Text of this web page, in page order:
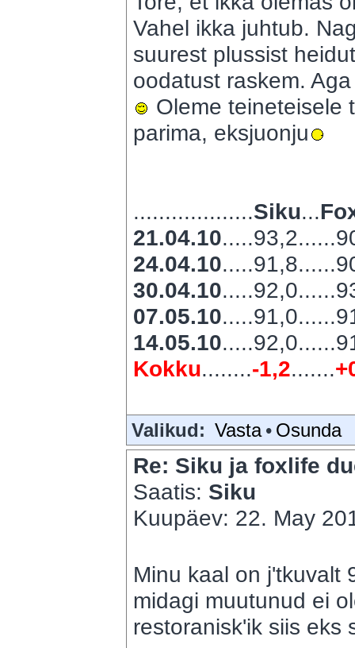
Vahel ikka juhtub.
suurest plussist
oodatust raskem.
Oleme teineteisele
parima, eksjuonju
...................Siku...
21.04.10
24.04.10
30.04.10
07.05.10
14.05.10
Kokku........-1,2.......
Valikud: Vasta • Osunda
Re: Siku ja foxlife
Saatis: Siku
Kuupäev: 22. May
Minu kaal on j'tkuvalt
midagi muutunud ei
restoranisk'ik siis eks